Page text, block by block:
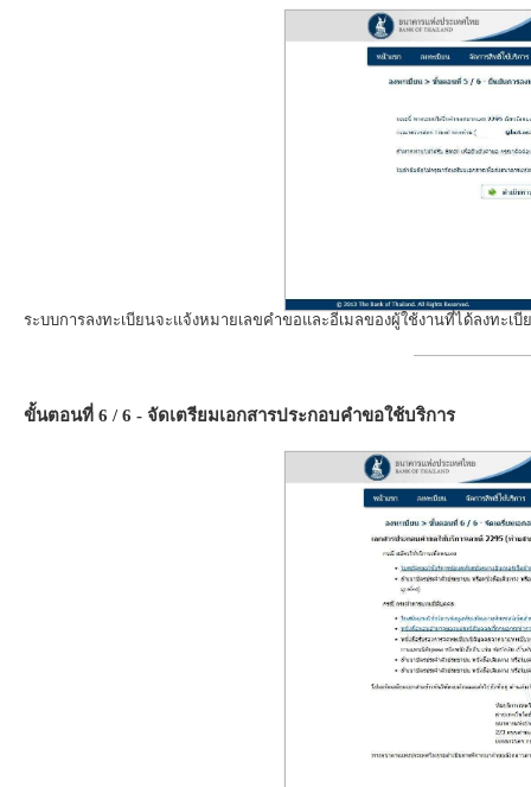
ระบบการลงทะเบียนจะแจ้งหมายเลขคำขอและอีเมลของผู้ใช้งานที่ได้ลงทะเ
ขั้นตอนที่ 6 / 6 - จัดเตรียมเอกสารประกอบคำขอใช้บริการ